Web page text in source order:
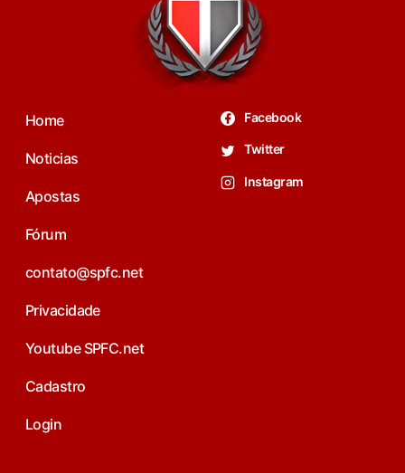
Home
Noticias
Apostas
Fórum
contato@spfc.net
Privacidade
Youtube SPFC.net
Cadastro
Login
Facebook
Twitter
Instagram